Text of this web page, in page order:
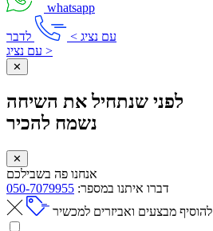
whatsapp
עם נציג >
לדבר
עם נציג >
✕
לפני שנתחיל את השיחה
נשמח להכיר
✕
אנחנו פה בשבילכם
דברו איתנו במספר: 050-7079955
להוסיף מבצעים ואביזרים למכשיר